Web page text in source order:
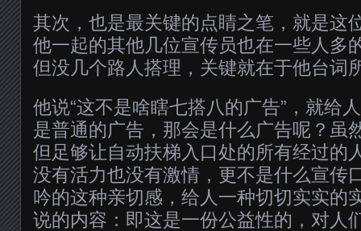
其次，也是最关键的点睛之笔，就是这
他一起的其他几位宣传员也在一些人多
但没几个路人搭理，关键就在于他台词
他说“这不是啥瞎七搭八的广告”，就给
是普通的广告，那会是什么广告呢？虽
但足够让自动扶梯入口处的所有经过的
没有活力也没有激情，更不是什么宣传
吟的这种亲切感，给人一种切切实实的
说的内容：即这是一份公益性的，对人